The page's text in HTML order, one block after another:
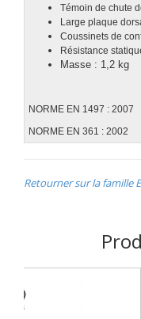
Témoin de chute
Large plaque
Coussinets de
Résistance
Masse : 1,2 kg
NORME EN 1497 : 2007
NORME EN 361 : 2002
Retourner sur la famille